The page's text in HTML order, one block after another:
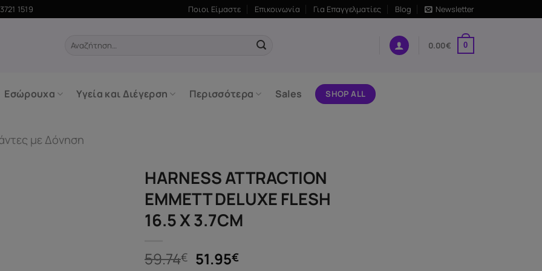
1519 Ποιοι Είμαστε Επικοινωνία Για Επαγγελματίες Blog Newsletter
Αναζήτηση
0.00€ 0
Εσώρουχα Υγεία και Διέγερση Περισσότερα Sales SHOP ALL
με Δόνηση
HARNESS ATTRACTION
EMMETT DELUXE FLESH
16.5 X 3.7CM
59.74€ Original
51.95€Η